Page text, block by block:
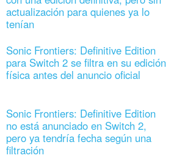
actualización para quienes ya lo
tenían
Sonic Frontiers: Definitive Edition
para Switch 2 se filtra en su edición
física antes del anuncio oficial
Sonic Frontiers: Definitive Edition
no está anunciado en Switch 2,
pero ya tendría fecha según una
filtración